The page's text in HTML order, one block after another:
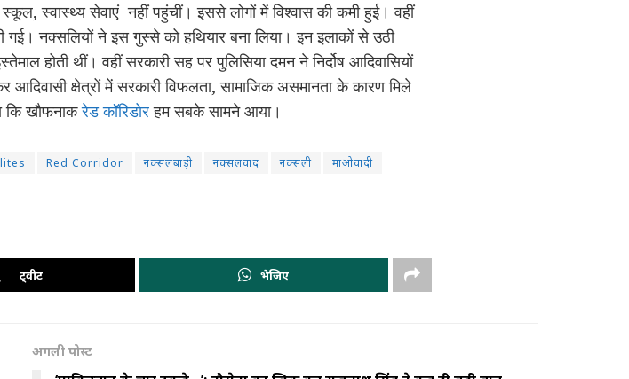
स्वास्थ्य सेवाएं नहीं पहुंचीं। इससे लोगों में विश्वास की कमी हुई। वहीं
गई। नक्सलियों ने इस गुस्से को हथियार बना लिया। इन इलाकों से उठी
होती थीं। वहीं सरकारी सह पर पुलिसिया दमन ने निर्दोष आदिवासियों
क्षेत्रों में सरकारी विफलता, सामाजिक असमानता के कारण मिले
कि खौफनाकरेड कॉरिडोरहम सबके सामने आया।
Red Corridor नक्सलबाड़ी नक्सलवाद नक्सली
माओवादी
ट्वीट भेजिए
अगली पोस्ट